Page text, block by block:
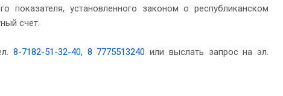
показателя, установленного законом о республиканском
счет.
8-7182-51-32-40, 8 7775513240 или выслать запрос на эл.